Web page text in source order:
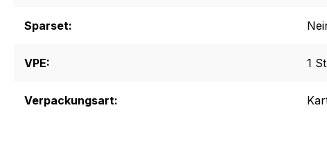
Sparset:
VPE: 1
Verpackungsart: